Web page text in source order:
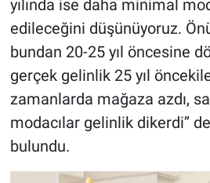
yılında ise daha minimal
edileceğini düşünüyoruz.
bundan 20-25 yıl öncesine
gerçek gelinlik 25 yıl
zamanlarda mağaza azdı,
modacılar gelinlik dikerdi’’
bulundu.